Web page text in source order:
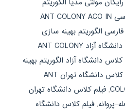
فیلم آموزشی فارسی ANT COLONY ACO IN
الگوریتم بهینه سازی
فیلم کلاس دانشگاه آزاد ANT COLONY
کلاس دانشگاه آزاد الگوریتم بهینه
فیلم کلاس دانشگاه تهران ANT
, فیلم کلاس دانشگاه تهران
پروانه, فیلم کلاس دانشگاه